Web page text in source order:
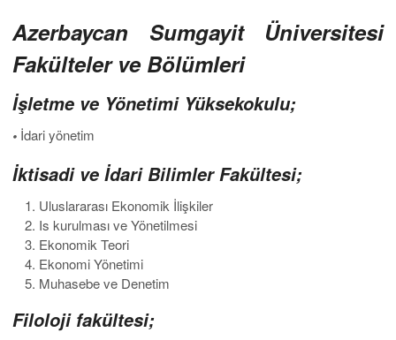
Azerbaycan Sumgayit Üniversitesi
Fakülteler ve Bölümleri
İşletme ve Yönetimi Yüksekokulu;
• İdari yönetim
İktisadi ve İdari Bilimler Fakültesi;
Uluslararası Ekonomik İlişkiler
Is kurulması ve Yönetilmesi
Ekonomik Teori
Ekonomi Yönetimi
Muhasebe ve Denetim
Filoloji fakültesi;